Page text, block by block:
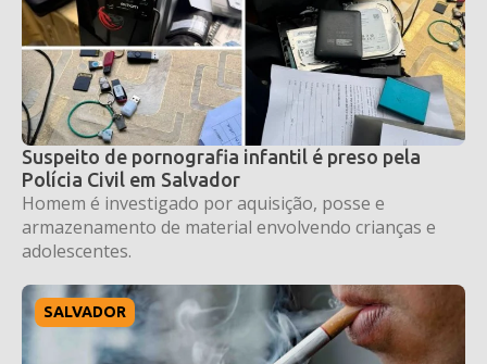
Suspeito de pornografia infantil é preso pela
Polícia Civil em Salvador
Homem é investigado por aquisição, posse e
armazenamento de material envolvendo crianças e
adolescentes.
SALVADOR